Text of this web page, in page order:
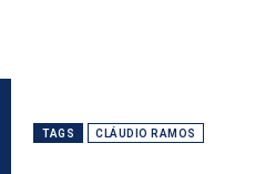
TAGS CLÁUDIO RAMOS